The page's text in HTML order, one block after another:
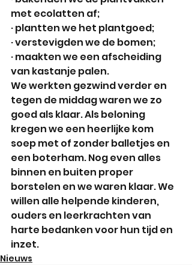
met ecolatten af;
· plantten we het plantgoed;
· verstevigden we de bomen;
· maakten we een afscheiding
van kastanje palen.
We werkten gezwind verder en
tegen de middag waren we zo
goed als klaar. Als beloning
kregen we een heerlijke kom
soep met of zonder balletjes en
een boterham. Nog even alles
binnen en buiten proper
borstelen en we waren klaar. We
willen alle helpende kinderen,
ouders en leerkrachten van
harte bedanken voor hun tijd en
inzet.
Nieuws